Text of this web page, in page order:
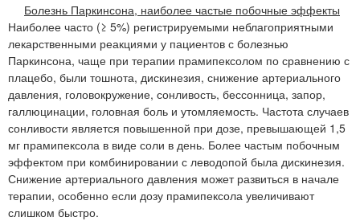
Болезнь Паркинсона, наиболее частые побочные эффекты
Наиболее часто (≥ 5%) регистрируемыми неблагоприятными
лекарственными реакциями у пациентов с болезнью
Паркинсона, чаще при терапии прамипексолом по сравнению с
плацебо, были тошнота, дискинезия, снижение артериального
давления, головокружение, сонливость, бессонница, запор,
галлюцинации, головная боль и утомляемость. Частота случаев
сонливости является повышенной при дозе, превышающей 1,5
мг прамипексола в виде соли в день. Более частым побочным
эффектом при комбинировании с леводопой была дискинезия.
Снижение артериального давления может развиться в начале
терапии, особенно если дозу прамипексола увеличивают
слишком быстро.